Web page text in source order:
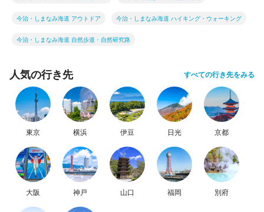
今治・しまなみ海道 アウトドア 今治・しまなみ海道 ハイキング・ウォーキング
今治・しまなみ海道 自然歩道・自然研究路
人気の行き先 すべての行き先をみる
東京 横浜 伊豆 日光 京都
大阪 神戸 山口 福岡 別府